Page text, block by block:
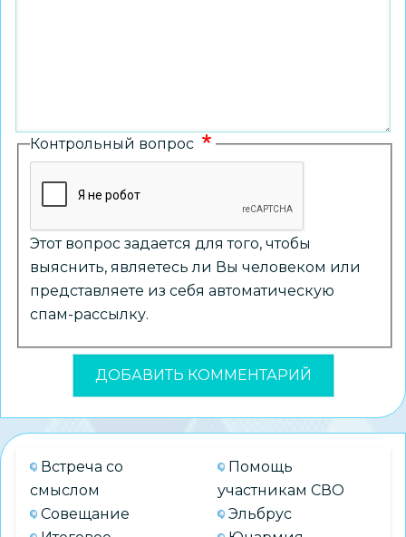
Контрольный вопрос
Этот вопрос задается для того, чтобы
выяснить, являетесь ли Вы человеком или
представляете из себя автоматическую
спам-рассылку.
Встреча со
смыслом
Совещание
Помощь
участникам СВО
Эльбрус